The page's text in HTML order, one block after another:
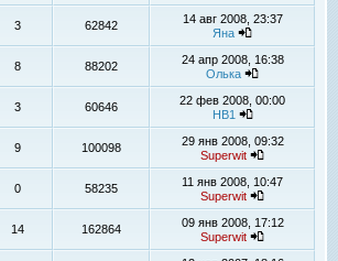
3 62842
14 авг 2008, 23:37
Яна
8 88202
24 апр 2008, 16:38
Олька
3 60646
22 фев 2008, 00:00
НВ1
9 100098
29 янв 2008, 09:32
Superwit
0 58235
11 янв 2008, 10:47
Superwit
14 162864
09 янв 2008, 17:12
Superwit